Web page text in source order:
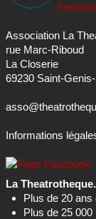
Association La
rue Marc-Riboud
La Closerie
69230 Saint-
Informations
La
Plus de 20 ans
Plus de 25